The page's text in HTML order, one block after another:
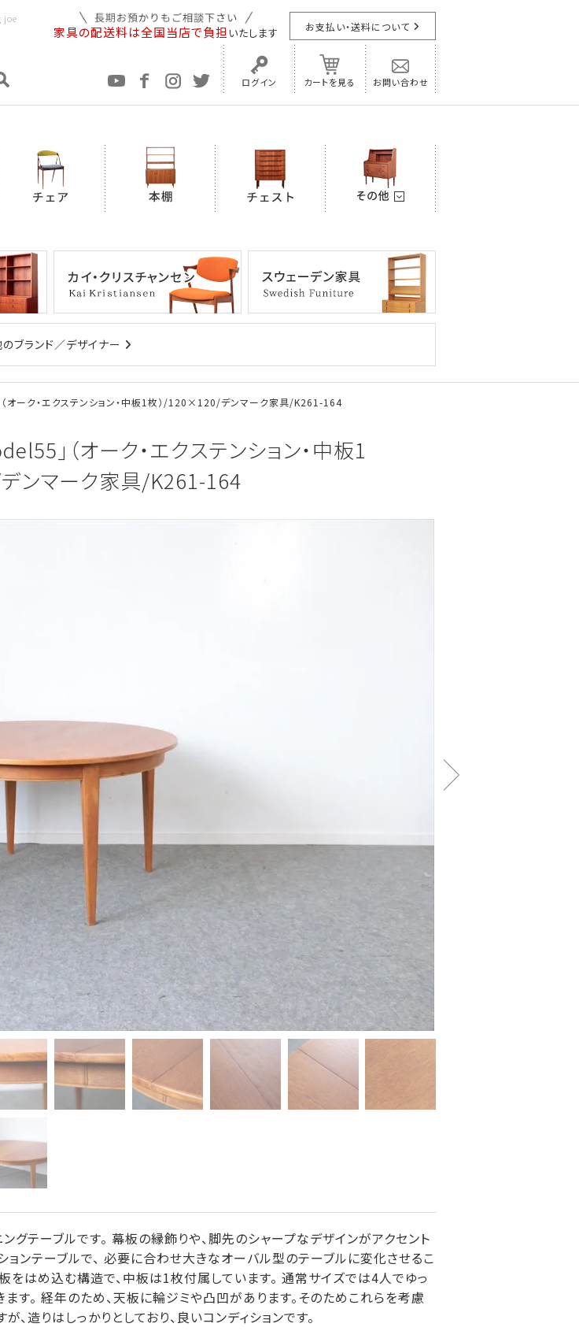
joe
家具の配送料は全国当店で負担 いたします お支払い・送料について
ログイン カートを見る お問い合わせ
ブランド／デザイナー
オーク・エクステンション・中板1枚）/120×120/デンマーク家具/K261-164
」（オーク・エクステンション・中板1
ンマーク家具/K261-164
テーブルです。 幕板の縁飾りや、脚先のシャープなデザインがアクセント
ョンテーブルで、 必要に合わせ大きなオーバル型のテーブルに変化させるこ
をはめ込む構造で、中板は1枚付属しています。 通常サイズでは4人でゆっ
す。 経年のため、天板に輪ジミや凸凹があります。そのためこれらを考慮
造りはしっかりとしており、良いコンディションです。